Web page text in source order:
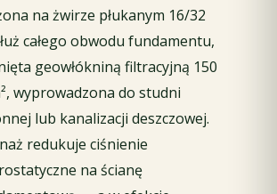
na żwirze płukanym 16/32
całego obwodu fundamentu,
geowłókniną filtracyjną 150
wyprowadzona do studni
lub kanalizacji deszczowej.
redukuje ciśnienie
na ścianę